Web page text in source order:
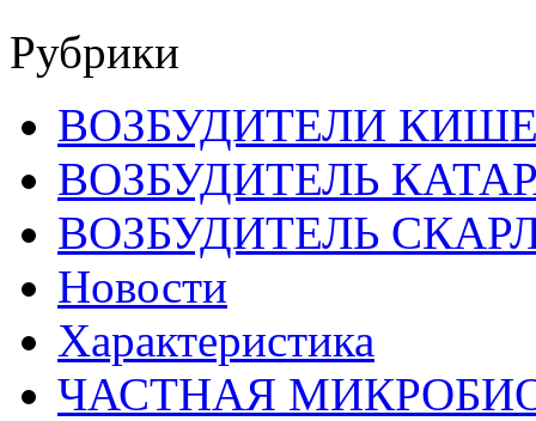
Рубрики
ВОЗБУДИТЕЛИ
ВОЗБУДИТЕЛЬ
ВОЗБУДИТЕЛЬ
Новости
Характеристика
ЧАСТНАЯ